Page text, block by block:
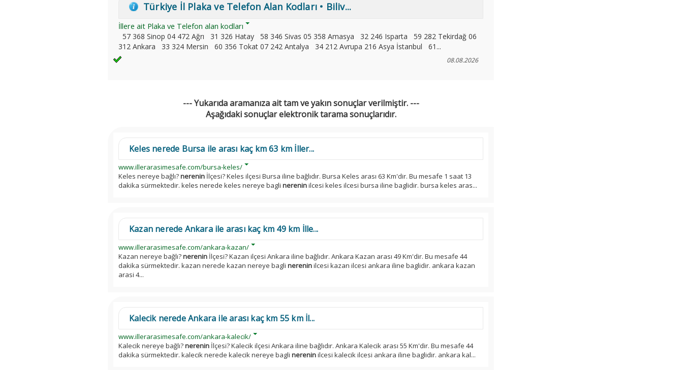
Türkiye İl Plaka ve Telefon Alan Kodları • Biliv...
İllere ait Plaka ve Telefon alan kodları
57 368 Sinop 04 472 Ağrı 31 326 Hatay 58 346 Sivas 05 358 Amasya 32 246 Isparta 59 282 Tekirdağ 06
312 Ankara 33 324 Mersin 60 356 Tokat 07 242 Antalya 34 212 Avrupa 216 Asya İstanbul 61...
08.08.2026
--- Yukarıda aramanıza ait tam ve yakın sonuçlar verilmiştir. ---
Aşağıdaki sonuçlar elektronik tarama sonuçlarıdır.
Keles nerede Bursa ile arası kaç km 63 km İller...
www.illerarasimesafe.com/bursa-keles/
Keles nereye bağlı?nerenin İlçesi? Keles ilçesi Bursa iline bağlıdır. Bursa Keles arası 63 Km'dir. Bu mesafe 1 saat 13
dakika sürmektedir. keles nerede keles nereye bagli nereninilcesi keles ilcesi bursa iline baglidir. bursa keles aras...
Kazan nerede Ankara ile arası kaç km 49 km İlle...
www.illerarasimesafe.com/ankara-kazan/
Kazan nereye bağlı?nerenin İlçesi? Kazan ilçesi Ankara iline bağlıdır. Ankara Kazan arası 49 Km'dir. Bu mesafe 44
dakika sürmektedir. kazan nerede kazan nereye bagli nereninilcesi kazan ilcesi ankara iline baglidir. ankara kazan
arasi 4...
Kalecik nerede Ankara ile arası kaç km 55 km İl...
www.illerarasimesafe.com/ankara-kalecik/
Kalecik nereye bağlı?nerenin İlçesi? Kalecik ilçesi Ankara iline bağlıdır. Ankara Kalecik arası 55 Km'dir. Bu mesafe 44
dakika sürmektedir. kalecik nerede kalecik nereye bagli nereninilcesi kalecik ilcesi ankara iline baglidir. ankara kal...